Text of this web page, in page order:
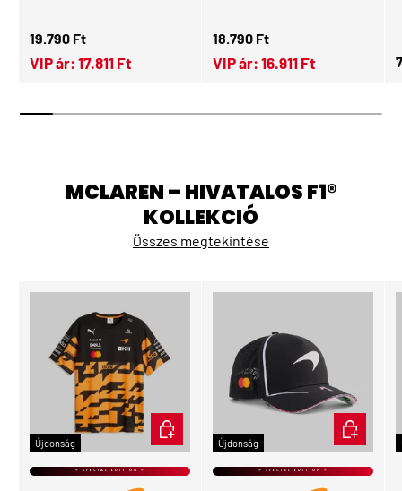
Normál ár
19.790 Ft
VIP ár: 17.811 Ft
Normál ár
18.790 Ft
VIP ár: 16.911 Ft
MCLAREN – HIVATALOS F1®
KOLLEKCIÓ
Összes megtekintése
Újdonság
⭐ SPECIAL EDITION ⭐
ÉRDEKEL
Újdonság
⭐ SPECIAL EDITION ⭐
KOSÁRBA